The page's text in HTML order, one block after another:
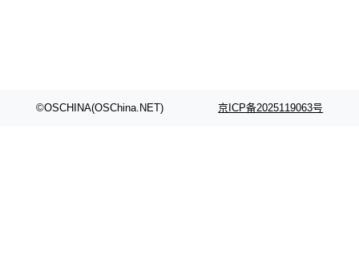
©OSCHINA(OSChina.NET) 京ICP备2025119063号